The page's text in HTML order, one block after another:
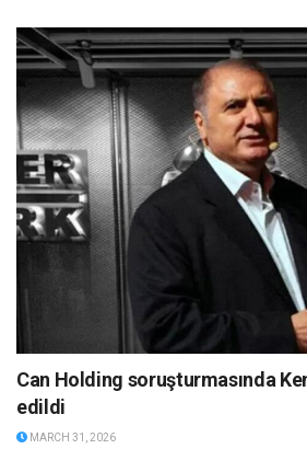
Can Holding soruşturmasında
edildi
MARCH 31, 2026